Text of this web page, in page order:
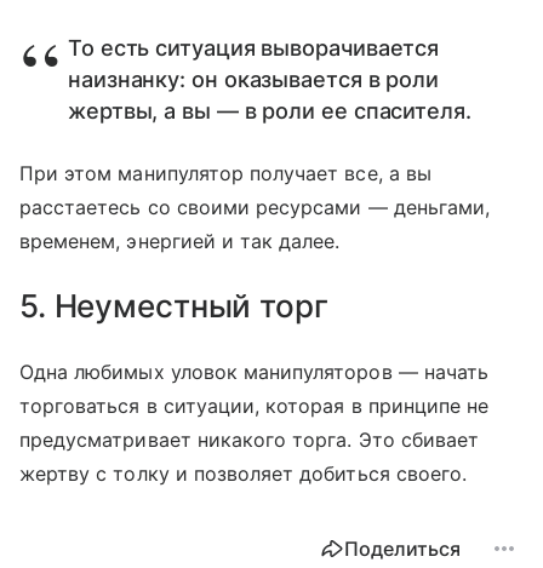
То есть ситуация выворачивается
наизнанку: он оказывается в роли
жертвы, а вы — в роли ее спасителя.
При этом манипулятор получает все, а вы
расстаетесь со своими ресурсами — деньгами,
временем, энергией и так далее.
5. Неуместный торг
Одна любимых уловок манипуляторов — начать
торговаться в ситуации, которая в принципе не
предусматривает никакого торга. Это сбивает
жертву с толку и позволяет добиться своего.
Поделиться